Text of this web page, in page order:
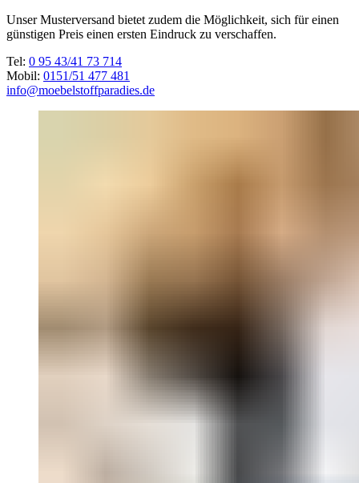
Unser Musterversand bietet zudem die Möglichkeit, sich für einen
günstigen Preis einen ersten Eindruck zu verschaffen.
Tel: 0 95 43/41 73 714
Mobil: 0151/51 477 481
info@moebelstoffparadies.de